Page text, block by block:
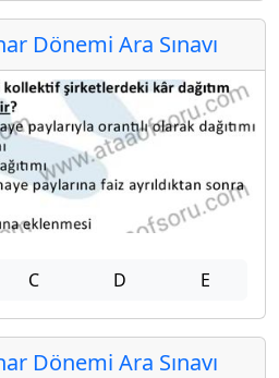
Dönemi Ara Sınavı
C D E
Dönemi Ara Sınavı